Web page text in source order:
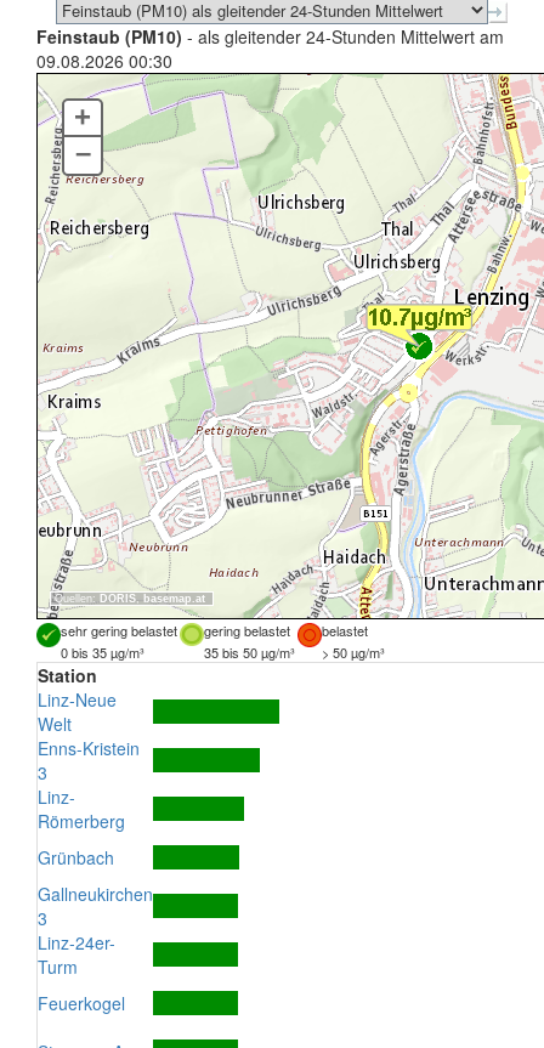
Feinstaub (PM10) - als gleitender 24-Stunden Mittelwert am
09.08.2026 00:30
Quellen: DORIS, basemap.at
+
–
sehr gering belastet gering belastet
belastet
0 bis 35 µg/m³
35 bis 50 µg/m³ > 50 µg/m³
Station
Linz-Neue
Welt
Enns-Kristein
3
Linz-
Römerberg
Grünbach
Gallneukirchen
3
Linz-24er-
Turm
Feuerkogel